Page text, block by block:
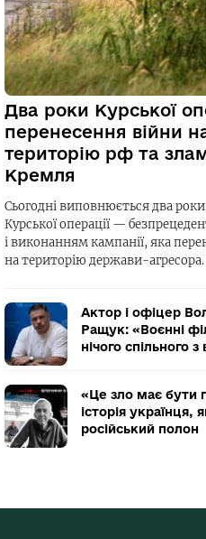
Два роки Курської
перенесення війни
територію рф та
Кремля
Сьогодні виповнюється два роки
Курської операції —
і виконанням кампанії, яка
на територію держави-
Актор і офіцер
Ращук: «Воєнні
нічого спільного
«Це зло має бути
історія українця,
російський полон